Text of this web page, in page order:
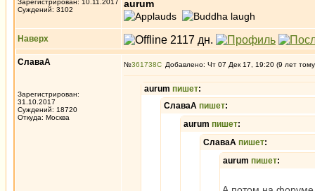
Зарегистрирован: 10.11.2017
Суждений: 3102
aurum
Наверх
СлаваА
Зарегистрирован:
31.10.2017
Суждений: 18720
Откуда: Москва
№361738 Добавлено: Чт 07 Дек 17, 19:20 (9 лет
aurum пишет:
СлаваА пишет:
aurum пишет:
СлаваА пишет:
aurum пишет: